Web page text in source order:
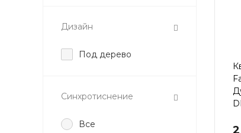
Дизайн
Под дерево
Синхротиснение
Все